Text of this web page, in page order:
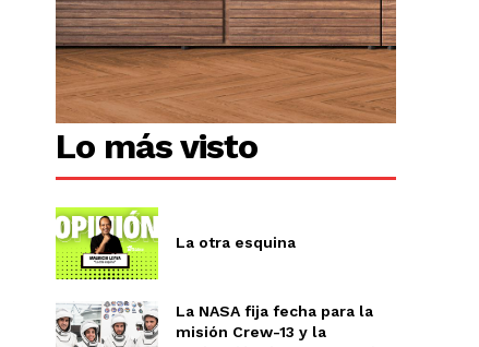
Lo más visto
La otra esquina
La NASA fija fecha para la
misión Crew-13 y la